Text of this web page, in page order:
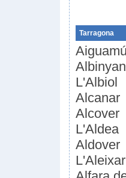
Tarragona
L'Albiol
Alcanar
Alcover
L'Aldea
Aldover
L'Aleixar